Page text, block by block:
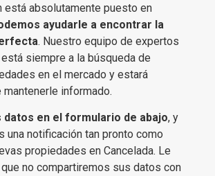
está absolutamente puesto en
ayudarle a encontrar la
. Nuestro equipo de expertos
siempre a la búsqueda de
en el mercado y estará
mantenerle informado.
datos en el formulario de abajo, y
una notificación tan pronto como
propiedades en Cancelada. Le
no compartiremos sus datos con